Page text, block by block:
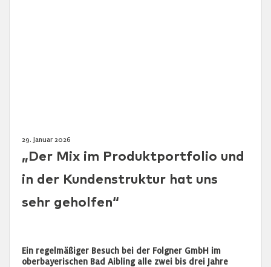
29. Januar 2026
„Der Mix im Produktportfolio und
in der Kundenstruktur hat uns
sehr geholfen“
Ein regelmäßiger Besuch bei der Folgner GmbH im
oberbayerischen Bad Aibling alle zwei bis drei Jahre